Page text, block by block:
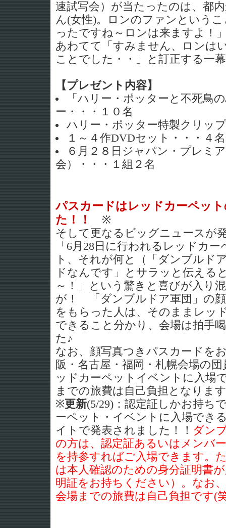
速試写会）が当たったのは、都
ん(女性)。ロンのファンという
ったですね～ロンは来ますよ！
あわてて「すみません、ロンは
ことでした・・」と訂正する一
【プレゼント内容】
「ハリー・ポッターと不死鳥
ー・・・１０名
ハリー・ポッター特製クリッ
１～４作DVDセット・・・４名
６月２８日ジャパン・プレミ
会）・・・１組２名
パスカードはレッドカーペッ
た！！
※
そして更なるビッグニュースが
「6月28日に行われるレッドカ
ト、それが何と（「ダンブルド
ドなんです」とサラッと伝える
～！」という驚きと喜びが入り
が！ 「ダンブルドア軍団」の
をもらった人は、そのままレッ
できること分かり、会場は拍手
た♪
なお、顔写真つきパスカードを
阪・名古屋・福岡・札幌会場の
ッドカーペットイベントに入場
までの旅費は自己負担となりま
※更新(5/29)：認定証しかお持ち
ーペット・イベントに入場でき
イトで発表されました！！ ダン
の方は、認定証あるいはメンバ
を持参すればご入場できます。
は本人確認のための身分証明書
明証をお持ちください）。なお
会場までの旅費は自己負担です(